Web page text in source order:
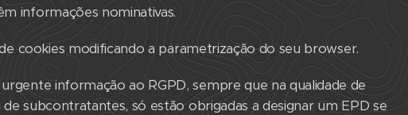
informações nominativas.
cookies modificando a parametrização do seu browser.
informação ao RGPD, sempre que na qualidade de
subcontratantes, só estão obrigadas a designar um EPD se